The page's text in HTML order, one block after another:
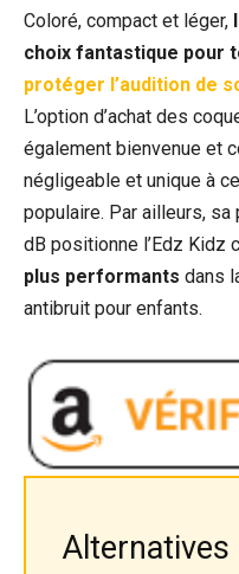
Coloré, compact et léger,
choix fantastique pour
protéger l’audition de
L’option d’achat des
également bienvenue et
négligeable et unique à ce
populaire. Par ailleurs,
dB positionne l’Edz Kidz
plus performants dans
antibruit pour enfants.
Alternatives